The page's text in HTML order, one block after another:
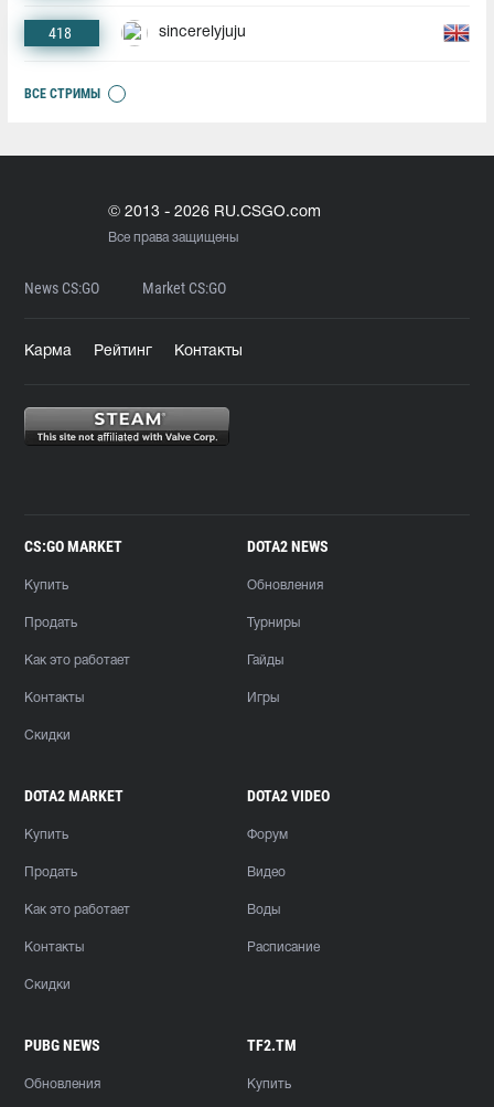
418 sincerelyjuju
ВСЕ СТРИМЫ
© 2013 - 2026 RU.CSGO.com
Все права защищены
News CS:GO Market CS:GO
Карма Рейтинг Контакты
CS:GO MARKET
Купить
Продать
Как это работает
Контакты
Скидки
DOTA2 NEWS
Обновления
Турниры
Гайды
Игры
DOTA2 MARKET
Купить
Продать
Как это работает
Контакты
Скидки
DOTA2 VIDEO
Форум
Видео
Воды
Расписание
PUBG NEWS
Обновления
TF2.TM
Купить